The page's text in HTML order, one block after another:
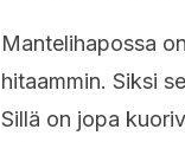
Mantelihapossa
hitaammin. Siksi
Sillä on jopa